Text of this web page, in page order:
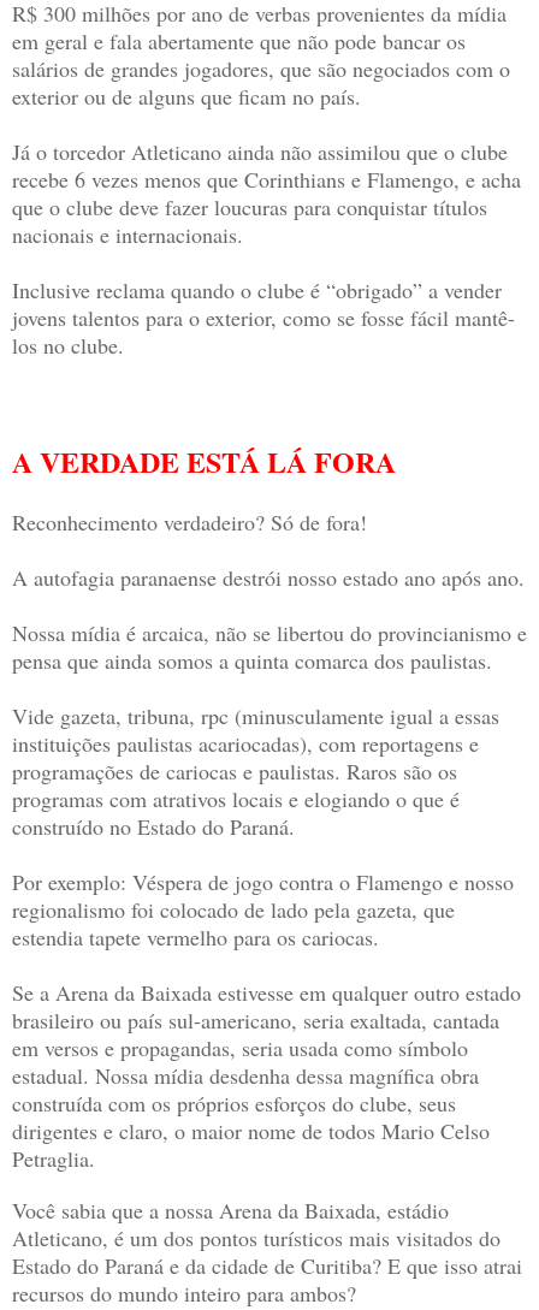
R$ 300 milhões por ano de verbas provenientes da mídia
em geral e fala abertamente que não pode bancar os
salários de grandes jogadores, que são negociados com o
exterior ou de alguns que ficam no país.
Já o torcedor Atleticano ainda não assimilou que o clube
recebe 6 vezes menos que Corinthians e Flamengo, e acha
que o clube deve fazer loucuras para conquistar títulos
nacionais e internacionais.
Inclusive reclama quando o clube é “obrigado” a vender
jovens talentos para o exterior, como se fosse fácil mantê-
los no clube.
A VERDADE ESTÁ LÁ FORA
Reconhecimento verdadeiro? Só de fora!
A autofagia paranaense destrói nosso estado ano após ano.
Nossa mídia é arcaica, não se libertou do provincianismo e
pensa que ainda somos a quinta comarca dos paulistas.
Vide gazeta, tribuna, rpc (minusculamente igual a essas
instituições paulistas acariocadas), com reportagens e
programações de cariocas e paulistas. Raros são os
programas com atrativos locais e elogiando o que é
construído no Estado do Paraná.
Por exemplo: Véspera de jogo contra o Flamengo e nosso
regionalismo foi colocado de lado pela gazeta, que
estendia tapete vermelho para os cariocas.
Se a Arena da Baixada estivesse em qualquer outro estado
brasileiro ou país sul-americano, seria exaltada, cantada
em versos e propagandas, seria usada como símbolo
estadual. Nossa mídia desdenha dessa magnífica obra
construída com os próprios esforços do clube, seus
dirigentes e claro, o maior nome de todos Mario Celso
Petraglia.
Você sabia que a nossa Arena da Baixada, estádio
Atleticano, é um dos pontos turísticos mais visitados do
Estado do Paraná e da cidade de Curitiba? E que isso atrai
recursos do mundo inteiro para ambos?